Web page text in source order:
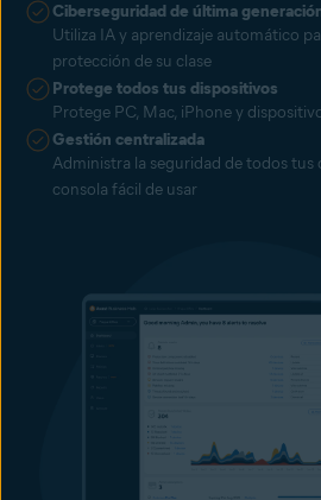
Ciberseguridad de última
Utiliza IA y aprendizaje automático
protección de su clase
Protege todos tus dispositivos
Protege PC, Mac, iPhone y
Gestión centralizada
Administra la seguridad de todos tus
consola fácil de usar